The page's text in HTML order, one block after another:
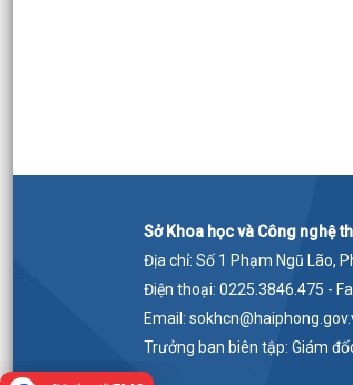
Sở Khoa học và Công nghệ
Địa chỉ: Số 1 Phạm Ngũ Lão,
Điện thoại: 0225.3846.475 -
Email:
Trưởng ban biên tập: Giám